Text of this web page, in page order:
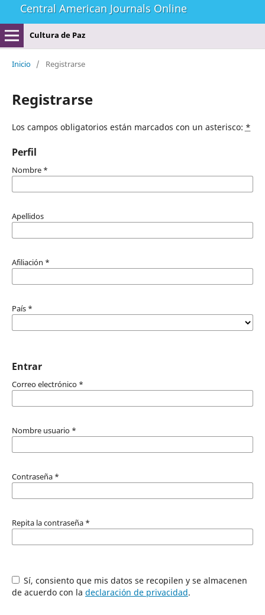
Central American Journals Online
Cultura de Paz
Inicio / Registrarse
Registrarse
Los campos obligatorios están marcados con un asterisco: *
Perfil
Nombre *
Apellidos
Afiliación *
País *
Entrar
Correo electrónico *
Nombre usuario *
Contraseña *
Repita la contraseña *
Sí, consiento que mis datos se recopilen y se almacenen
de acuerdo con la declaración de privacidad.